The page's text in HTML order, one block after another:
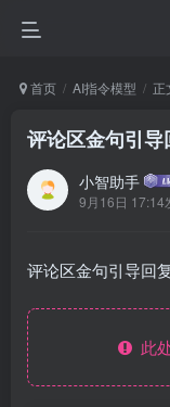
首页 AI指令模型 正
评论区金句引导
小智助手
9月16日 17:14
评论区金句引导回
此处